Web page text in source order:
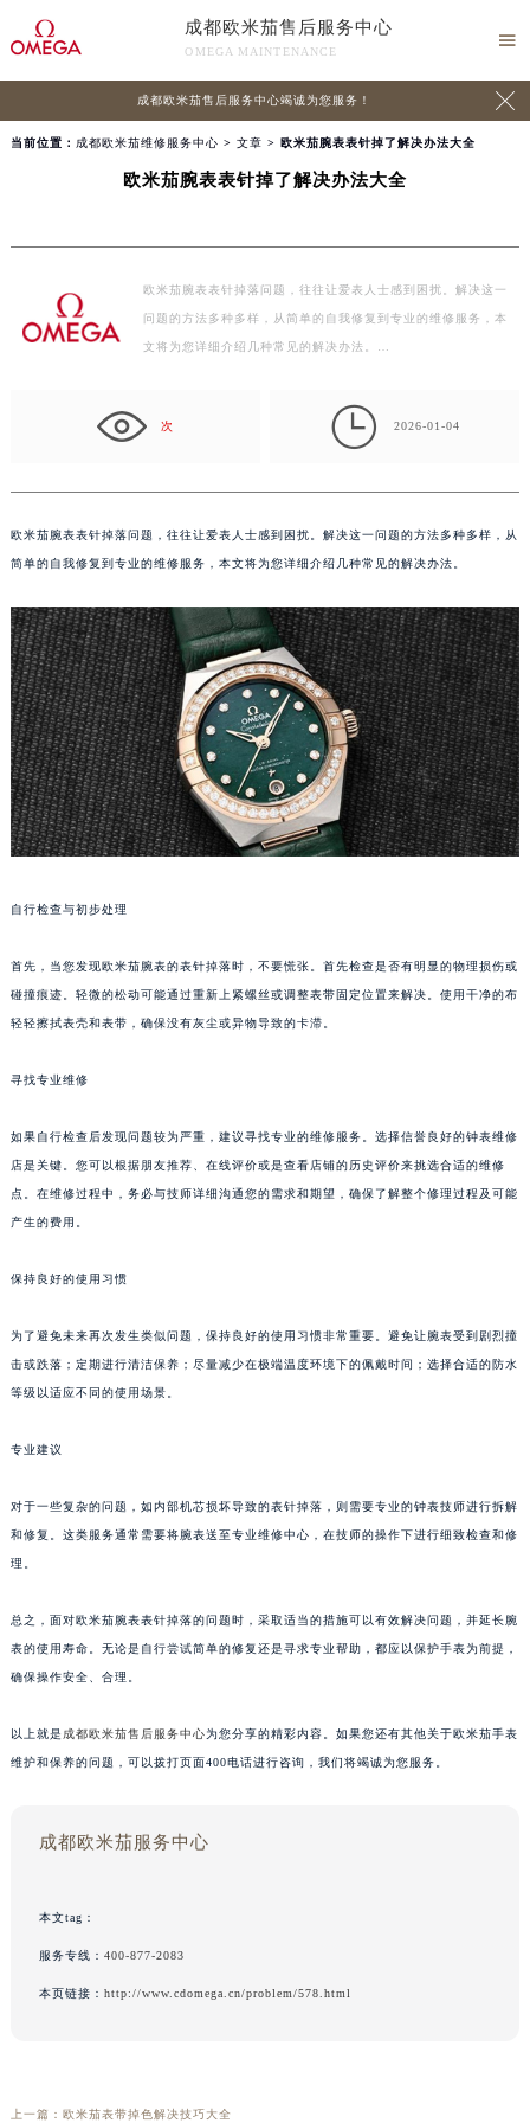
成都欧米茄售后服务中心
OMEGA MAINTENANCE

成都欧米茄售后服务中心竭诚为您服务！ 
当前位置： 成都欧米茄维修服务中心 > 文章 > 欧米茄腕表表针掉了解决办法大全
欧米茄腕表表针掉了解决办法大全
欧米茄腕表表针掉落问题，往往让爱表人士感到困扰。解决这一
问题的方法多种多样，从简单的自我修复到专业的维修服务，本
文将为您详细介绍几种常见的解决办法。…
次  2026-01-04
欧米茄腕表表针掉落问题，往往让爱表人士感到困扰。解决这一问题的方法多种多样，从
简单的自我修复到专业的维修服务，本文将为您详细介绍几种常见的解决办法。
自行检查与初步处理
首先，当您发现欧米茄腕表的表针掉落时，不要慌张。首先检查是否有明显的物理损伤或
碰撞痕迹。轻微的松动可能通过重新上紧螺丝或调整表带固定位置来解决。使用干净的布
轻轻擦拭表壳和表带，确保没有灰尘或异物导致的卡滞。
寻找专业维修
如果自行检查后发现问题较为严重，建议寻找专业的维修服务。选择信誉良好的钟表维修
店是关键。您可以根据朋友推荐、在线评价或是查看店铺的历史评价来挑选合适的维修
点。在维修过程中，务必与技师详细沟通您的需求和期望，确保了解整个修理过程及可能
产生的费用。
保持良好的使用习惯
为了避免未来再次发生类似问题，保持良好的使用习惯非常重要。避免让腕表受到剧烈撞
击或跌落；定期进行清洁保养；尽量减少在极端温度环境下的佩戴时间；选择合适的防水
等级以适应不同的使用场景。
专业建议
对于一些复杂的问题，如内部机芯损坏导致的表针掉落，则需要专业的钟表技师进行拆解
和修复。这类服务通常需要将腕表送至专业维修中心，在技师的操作下进行细致检查和修
理。
总之，面对欧米茄腕表表针掉落的问题时，采取适当的措施可以有效解决问题，并延长腕
表的使用寿命。无论是自行尝试简单的修复还是寻求专业帮助，都应以保护手表为前提，
确保操作安全、合理。
以上就是 成都欧米茄售后服务中心为您分享的精彩内容。如果您还有其他关于欧米茄手表
维护和保养的问题，可以拨打页面400电话进行咨询，我们将竭诚为您服务。
成都欧米茄服务中心
本文tag：
服务专线： 400-877-2083
本页链接： http://www.cdomega.cn/problem/578.html
上一篇： 欧米茄表带掉色解决技巧大全